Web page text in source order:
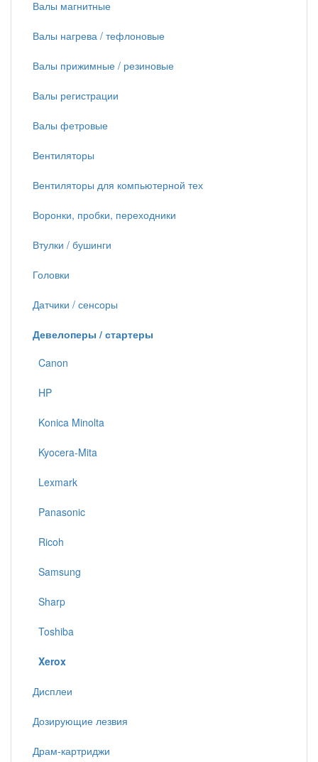
Валы магнитные
Валы нагрева / тефлоновые
Валы прижимные / резиновые
Валы регистрации
Валы фетровые
Вентиляторы
Вентиляторы для компьютерной тех
Воронки, пробки, переходники
Втулки / бушинги
Головки
Датчики / сенсоры
Девелоперы / стартеры
Canon
HP
Konica Minolta
Kyocera-Mita
Lexmark
Panasonic
Ricoh
Samsung
Sharp
Toshiba
Xerox
Дисплеи
Дозирующие лезвия
Драм-картриджи